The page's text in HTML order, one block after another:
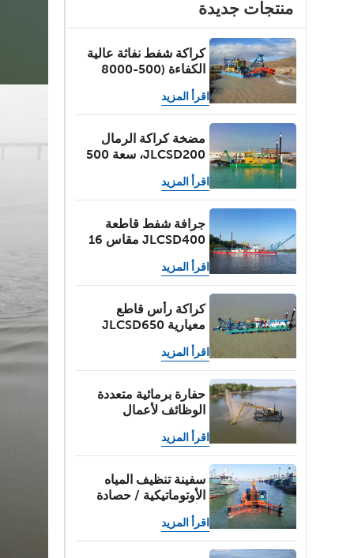
منتجات جديدة
كراكة شفط نفاثة عالية
الكفاءة (500-8000
متر مكعب/ساعة)
لتجريف الأنهار
والبحيرات والبحار
والموانئ
اقرأ المزيد
مضخة كراكة الرمال
JLCSD200، سعة 500
متر مكعب/ساعة،
عمق التجريف 6.0 متر
اقرأ المزيد
جرافة شفط قاطعة
JLCSD400 مقاس 16
مكعب/ساعة لاستخراج
رمال الأنهار
اقرأ المزيد
كراكة رأس قاطع
معيارية JLCSD650
6000 متر مكعب/
ساعة، مناسبة لأعمال
التجريف في الأنهار
والبحيرات والبحار
والموانئ
اقرأ المزيد
حفارة برمائية متعددة
الوظائف لأعمال
التجريف في المياه
الضحلة
اقرأ المزيد
سفينة تنظيف المياه
الأوتوماتيكية / حصادة
كاشط للنفايات
اقرأ المزيد